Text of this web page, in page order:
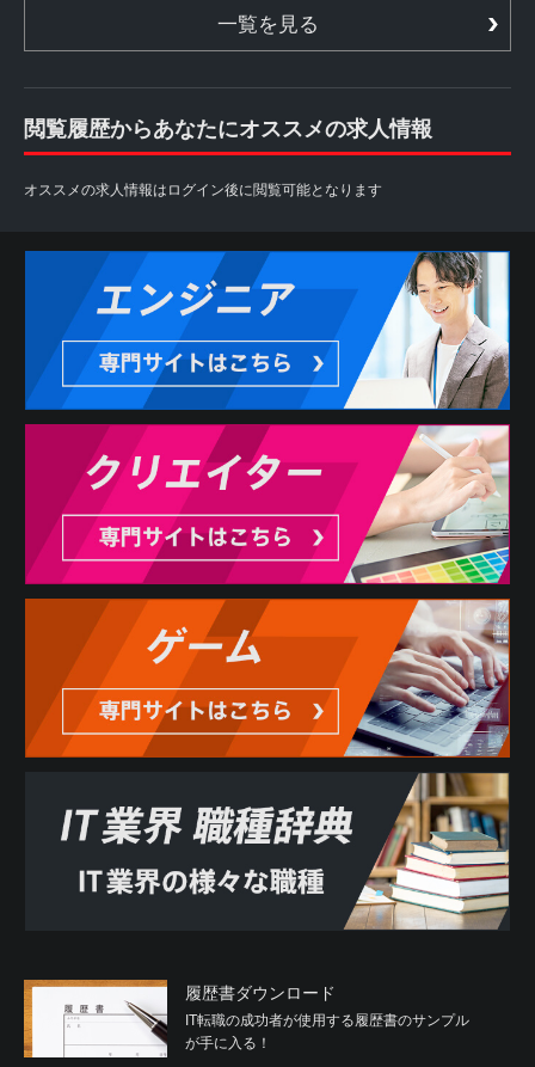
一覧を見る
閲覧履歴からあなたにオススメの求人情報
オススメの求人情報はログイン後に閲覧可能となります
履歴書ダウンロード
IT転職の成功者が使用する履歴書のサンプル
が手に入る！